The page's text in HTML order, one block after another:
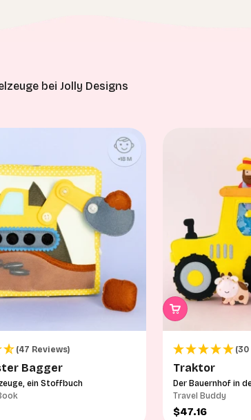
bei Jolly Designs
(47 Reviews)
Bagger
ein Stoffbuch
(30
Traktor
Der Bauernhof in
Travel Buddy
Angebot
$47.16